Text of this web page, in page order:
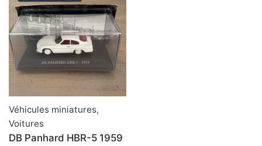
Véhicules miniatures,
Voitures
DB Panhard HBR-5 1959